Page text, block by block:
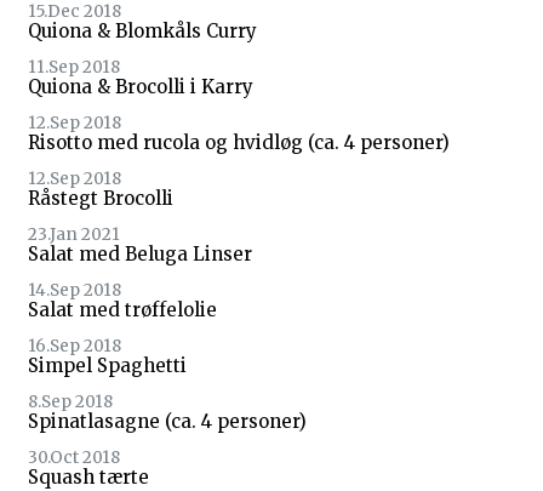
15.Dec 2018
Quiona & Blomkåls Curry
11.Sep 2018
Quiona & Brocolli i Karry
12.Sep 2018
Risotto med rucola og hvidløg (ca. 4 personer)
12.Sep 2018
Råstegt Brocolli
23.Jan 2021
Salat med Beluga Linser
14.Sep 2018
Salat med trøffelolie
16.Sep 2018
Simpel Spaghetti
8.Sep 2018
Spinatlasagne (ca. 4 personer)
30.Oct 2018
Squash tærte